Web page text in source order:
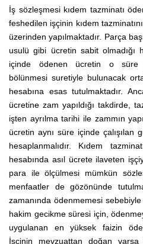
İş sözleşmesi kıdem tazminatı
feshedilen işçinin kıdem
üzerinden yapılmaktadır. Parça
usulü gibi ücretin sabit olmadığı
içinde ödenen ücretin o süre
bölünmesi suretiyle bulunacak
hesabına esas tutulmaktadır.
ücretine zam yapıldığı takdirde,
işten ayrılma tarihi ile zammın
ücretin aynı süre içinde çalışılan
hesaplanmalıdır. Kıdem
hesabında asıl ücrete ilaveten
para ile ölçülmesi mümkün
menfaatler de gözönünde
zamanında ödenmemesi
hakim gecikme süresi için,
uygulanan en yüksek faizin
İşçinin mevzuattan doğan